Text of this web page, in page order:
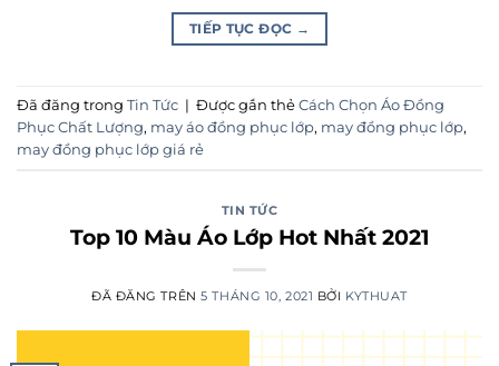
TIẾP TỤC ĐỌC →
Đã đăng trong Tin Tức | Được gắn thẻ Cách Chọn Áo Đồng
Phục Chất Lượng, may áo đồng phục lớp, may đồng phục lớp,
may đồng phục lớp giá rẻ
TIN TỨC
Top 10 Màu Áo Lớp Hot Nhất 2021
ĐÃ ĐĂNG TRÊN5 THÁNG 10, 2021 BỞI KYTHUAT